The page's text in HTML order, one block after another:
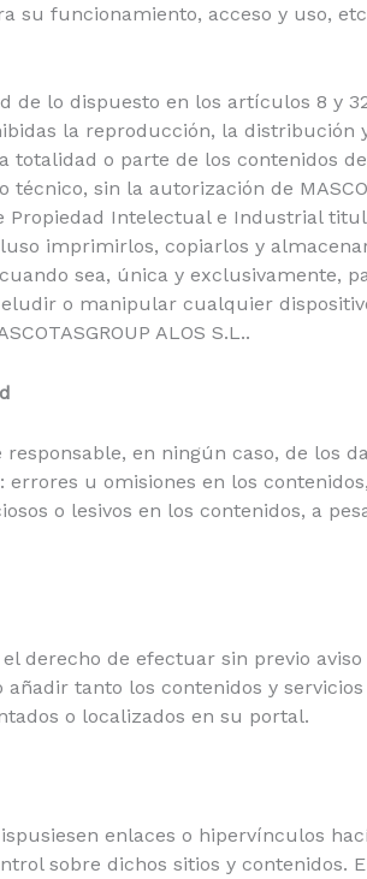
su funcionamiento, acceso y uso,
de lo dispuesto en los artículos 8 y
la reproducción, la
totalidad o parte de los contenidos
sin la autorización de
Intelectual e Industrial
imprimirlos, copiarlos y
sea, única y exclusivamente,
o manipular cualquier
ALOS S.L..
responsable, en ningún caso, de
u omisiones en los
o lesivos en los contenidos, a
el derecho de efectuar sin previo
tanto los contenidos y
o localizados en su portal.
enlaces o hipervínculos
sobre dichos sitios y contenidos.